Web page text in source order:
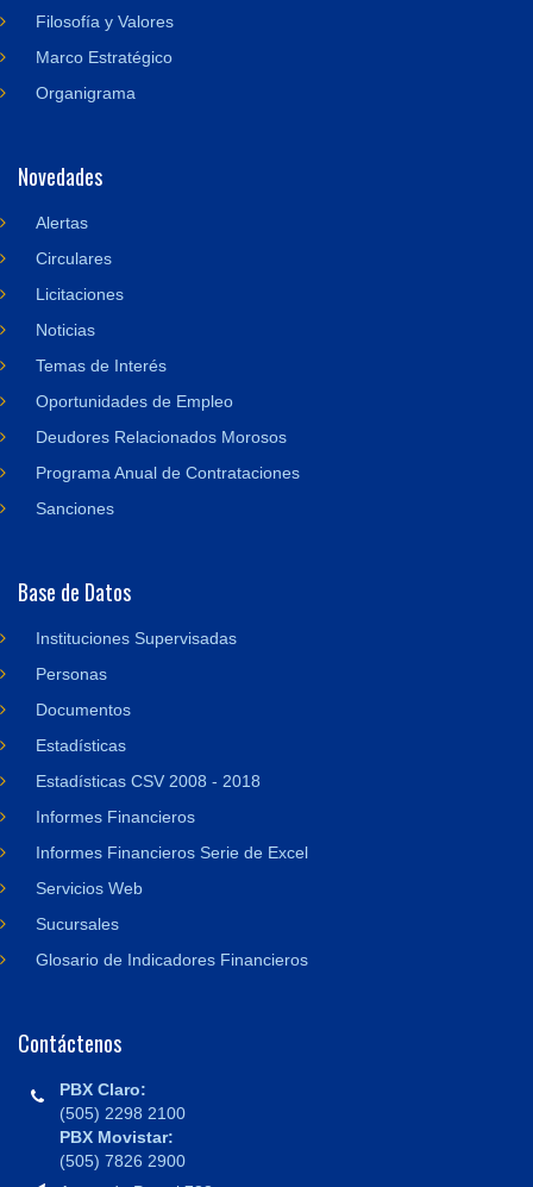
Filosofía y Valores
Marco Estratégico
Organigrama
Novedades
Alertas
Circulares
Licitaciones
Noticias
Temas de Interés
Oportunidades de Empleo
Deudores Relacionados Morosos
Programa Anual de Contrataciones
Sanciones
Base de Datos
Instituciones Supervisadas
Personas
Documentos
Estadísticas
Estadísticas CSV 2008 - 2018
Informes Financieros
Informes Financieros Serie de Excel
Servicios Web
Sucursales
Glosario de Indicadores Financieros
Contáctenos
PBX Claro:
(505) 2298 2100
PBX Movistar:
(505) 7826 2900